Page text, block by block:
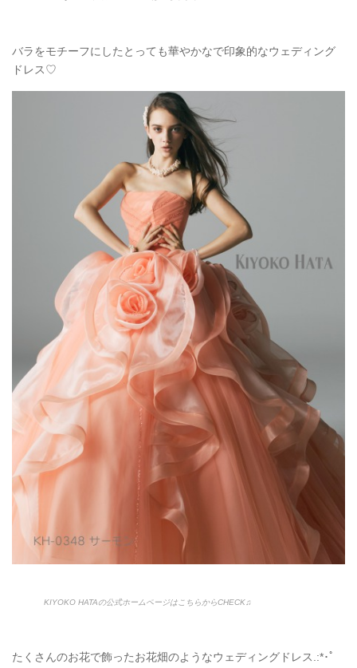
バラをモチーフにしたとっても華やかなで印象的なウェディング
ドレス♡
KIYOKO HATAの公式ホームページはこちらからCHECK♫
たくさんのお花で飾ったお花畑のようなウェディングドレス.:*･ﾟ